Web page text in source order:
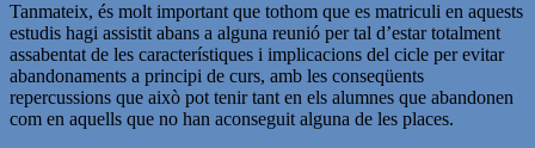
Tanmateix, és molt important que tothom que es matriculi en aquests
estudis hagi assistit abans a alguna reunió per tal d’estar totalment
assabentat de les característiques i implicacions del cicle per evitar
abandonaments a principi de curs, amb les conseqüents
repercussions que això pot tenir tant en els alumnes que abandonen
com en aquells que no han aconseguit alguna de les places.